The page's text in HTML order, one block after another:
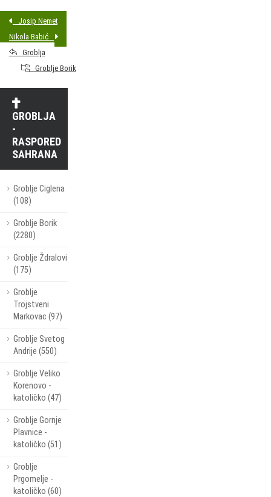
Josip Nemet
Nikola Babić
Groblja
Groblje Borik
GROBLJA
-
RASPORED
SAHRANA
Groblje Ciglena
(108)
Groblje Borik
(2280)
Groblje Ždralovi
(175)
Groblje
Trojstveni
Markovac (97)
Groblje Svetog
Andrije (550)
Groblje Veliko
Korenovo -
katoličko (47)
Groblje Gornje
Plavnice -
katoličko (51)
Groblje
Prgomelje -
katoličko (60)